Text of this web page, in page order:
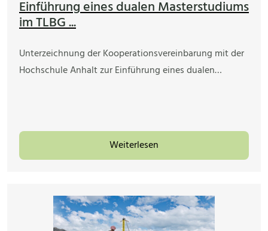
Einführung eines dualen Masterstudiums
im TLBG ...
Unterzeichnung der Kooperationsvereinbarung mit der
Hochschule Anhalt zur Einführung eines dualen…
Weiterlesen